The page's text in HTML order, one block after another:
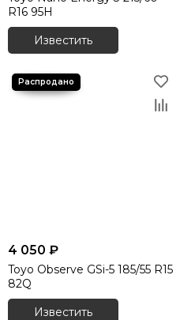
R16 95H
Известить
4 050 ₽
Toyo Observe GSi-5 185/55 R15
82Q
Известить